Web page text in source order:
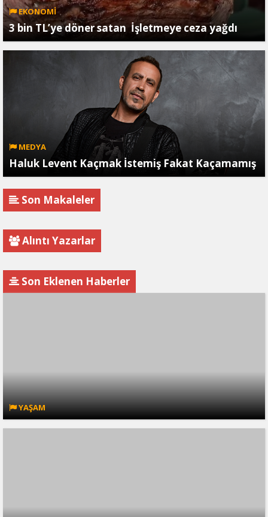
EKONOMİ
3 bin TL’ye döner satan İşletmeye ceza yağdı
MEDYA
Haluk Levent Kaçmak İstemiş Fakat Kaçamamış
Son Makaleler
Alıntı Yazarlar
Son Eklenen Haberler
YAŞAM